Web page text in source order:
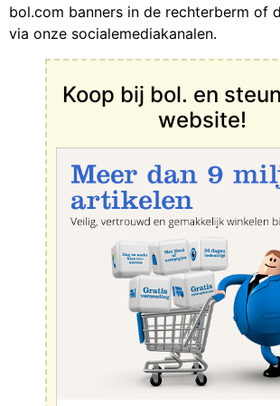
bol.com banners in de rechterberm of
via onze socialemediakanalen.
Koop bij bol. en
website!